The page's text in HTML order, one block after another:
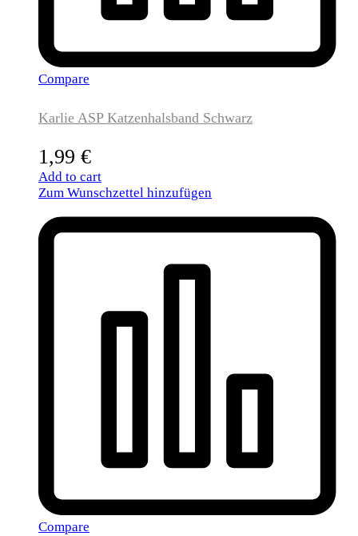
Compare
Karlie ASP Katzenhalsband Schwarz
1,99 €
Add to cart
Zum Wunschzettel hinzufügen
Compare